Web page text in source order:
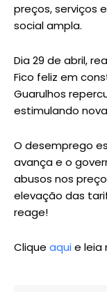
preços, serviços
social ampla.
Dia 29 de abril,
Fico feliz em
Guarulhos
estimulando
O desemprego
avança e o
abusos nos
elevação das
reage!
Clique aquie leia